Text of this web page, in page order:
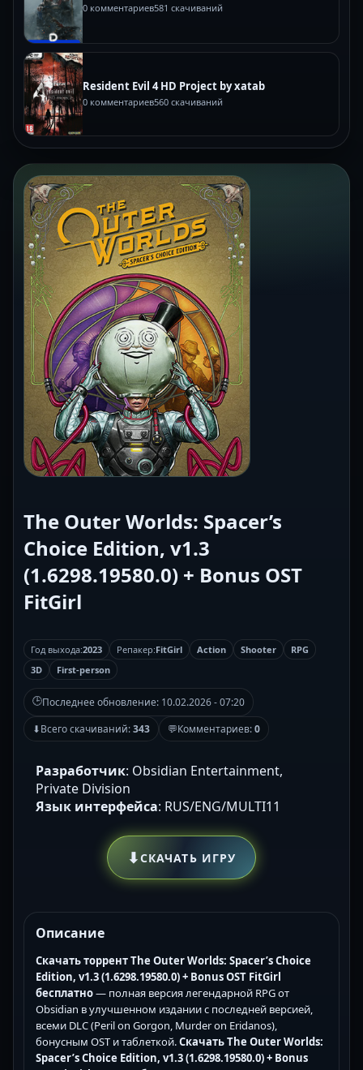
0 комментариев581 скачиваний
Resident Evil 4 HD Project by xatab
0 комментариев560 скачиваний
The Outer Worlds: Spacer’s
Choice Edition, v1.3
(1.6298.19580.0) + Bonus OST
FitGirl
Год выхода:2023 Репакер:FitGirl Action Shooter
RPG
3D
First-person
🕒Последнее обновление: 10.02.2026 - 07:20
⬇Всего скачиваний:343 💬Комментариев:0
Разработчик: Obsidian Entertainment,
Private Division
Язык интерфейса: RUS/ENG/MULTI11
⬇СКАЧАТЬ ИГРУ
Описание
Скачать торрент The Outer Worlds: Spacer’s Choice
Edition, v1.3 (1.6298.19580.0) + Bonus OST FitGirl
бесплатно— полная версия легендарной RPG от
Obsidian в улучшенном издании с последней версией,
всеми DLC (Peril on Gorgon, Murder on Eridanos),
бонусным OST и таблеткой.Скачать The Outer Worlds:
Spacer’s Choice Edition, v1.3 (1.6298.19580.0) + Bonus